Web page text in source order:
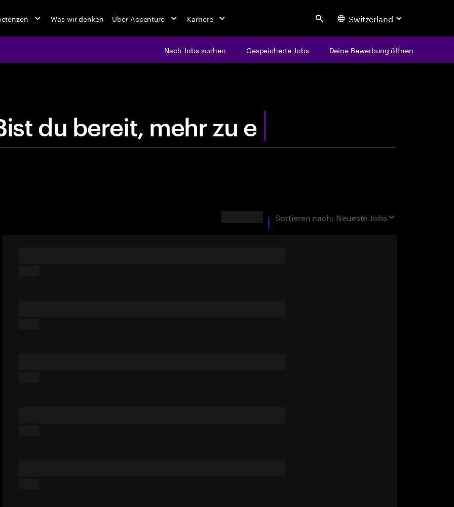
Was wir denken Über Accenture Karriere Search Switzerland
Nach Jobs suchen Gespeicherte Jobs Deine Bewerbung öffnen
Bis tdube reit,m
Sortieren nach: Neueste Jobs